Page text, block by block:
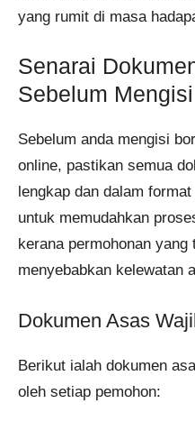
yang rumit di masa
Senarai
Sebelum
Sebelum anda mengisi
online, pastikan semua
lengkap dan dalam
untuk memudahkan
kerana permohonan
menyebabkan kelewatan
Dokumen Asas
Berikut ialah dokumen
oleh setiap pemohon: